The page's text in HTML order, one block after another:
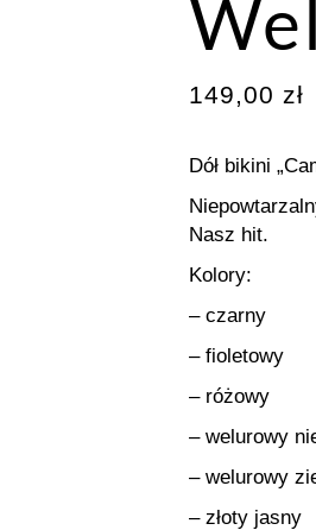
149,00 zł
Dół bikini
Nasz hit.
Kolory:
– czarny
– fioletowy
– różowy
– welurowy
– welurowy
– złoty jasny